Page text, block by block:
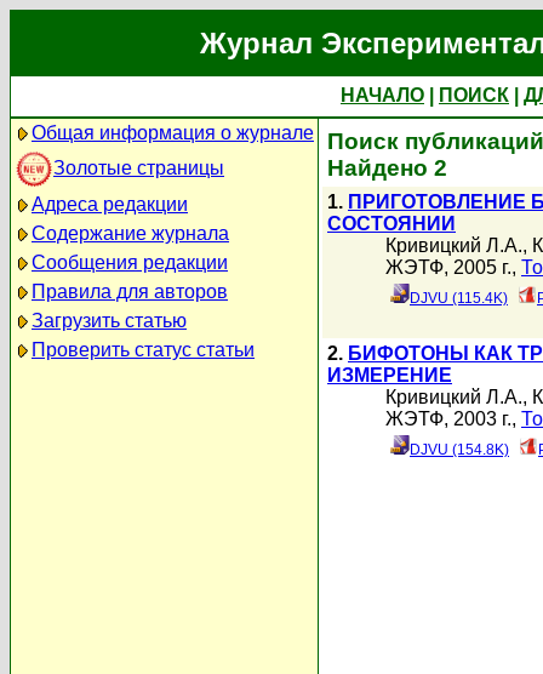
Журнал
НАЧАЛО ПОИСК
Общая информация о журнале
Золотые страницы
Адреса редакции
Содержание журнала
Сообщения редакции
Правила для авторов
Загрузить статью
Проверить статус статьи
Поиск
Найдено 2
1. ПРИГОТОВЛЕНИЕ
СОСТОЯНИИ
Кривицкий Л.А.,
ЖЭТФ, 2005 г.,
DJVU (115.4K)
2. БИФОТОНЫ КАК
ИЗМЕРЕНИЕ
Кривицкий Л.А.,
ЖЭТФ, 2003 г.,
DJVU (154.8K)